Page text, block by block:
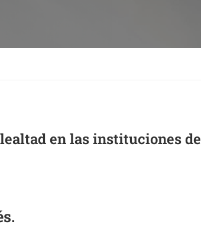
en las instituciones de